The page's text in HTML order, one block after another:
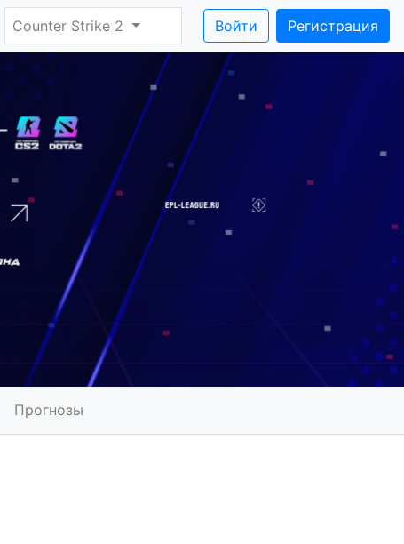
Counter Strike 2 Войти Регистрация
Прогнозы